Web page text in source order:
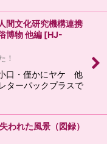
文化研究機構連携
博物 他編 [HJ-
！
口・僅かにヤケ 他
ターパックプラスで
われた風景（図録）